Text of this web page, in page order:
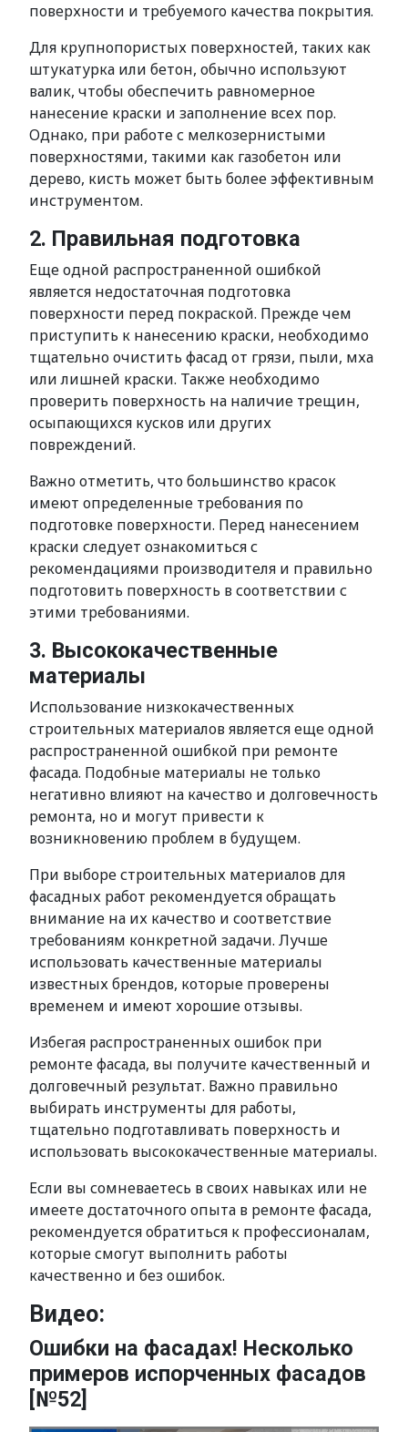
поверхности и требуемого качества покрытия.
Для крупнопористых поверхностей, таких как
штукатурка или бетон, обычно используют
валик, чтобы обеспечить равномерное
нанесение краски и заполнение всех пор.
Однако, при работе с мелкозернистыми
поверхностями, такими как газобетон или
дерево, кисть может быть более эффективным
инструментом.
2. Правильная подготовка
Еще одной распространенной ошибкой
является недостаточная подготовка
поверхности перед покраской. Прежде чем
приступить к нанесению краски, необходимо
тщательно очистить фасад от грязи, пыли, мха
или лишней краски. Также необходимо
проверить поверхность на наличие трещин,
осыпающихся кусков или других
повреждений.
Важно отметить, что большинство красок
имеют определенные требования по
подготовке поверхности. Перед нанесением
краски следует ознакомиться с
рекомендациями производителя и правильно
подготовить поверхность в соответствии с
этими требованиями.
3. Высококачественные
материалы
Использование низкокачественных
строительных материалов является еще одной
распространенной ошибкой при ремонте
фасада. Подобные материалы не только
негативно влияют на качество и долговечность
ремонта, но и могут привести к
возникновению проблем в будущем.
При выборе строительных материалов для
фасадных работ рекомендуется обращать
внимание на их качество и соответствие
требованиям конкретной задачи. Лучше
использовать качественные материалы
известных брендов, которые проверены
временем и имеют хорошие отзывы.
Избегая распространенных ошибок при
ремонте фасада, вы получите качественный и
долговечный результат. Важно правильно
выбирать инструменты для работы,
тщательно подготавливать поверхность и
использовать высококачественные материалы.
Если вы сомневаетесь в своих навыках или не
имеете достаточного опыта в ремонте фасада,
рекомендуется обратиться к профессионалам,
которые смогут выполнить работы
качественно и без ошибок.
Видео:
Ошибки на фасадах! Несколько
примеров испорченных фасадов
[№52]